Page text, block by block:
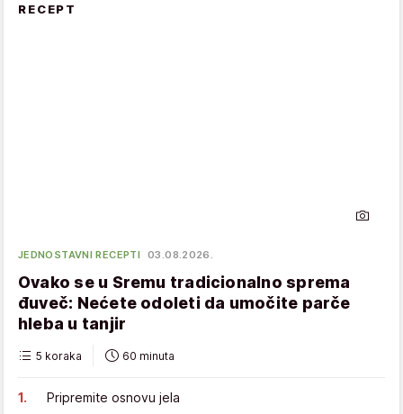
RECEPT
JEDNOSTAVNI RECEPTI 03.08.2026.
Ovako se u Sremu tradicionalno sprema
đuveč: Nećete odoleti da umočite parče
hleba u tanjir
5 koraka 60 minuta
Pripremite osnovu jela